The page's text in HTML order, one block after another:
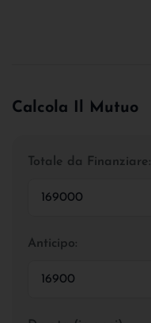
Calcola Il Mutuo
Totale da Finanziare:
Anticipo: